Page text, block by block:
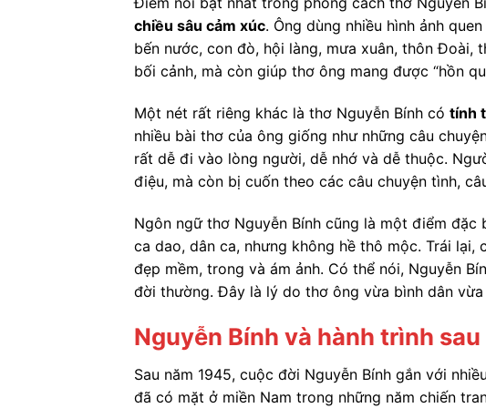
chiều sâu cảm xúc. Ông dùng nhiều hình ảnh
bến nước, con đò, hội làng, mưa xuân, thôn
bối cảnh, mà còn giúp thơ ông mang được “hồn
Một nét rất riêng khác là thơ Nguyễn Bính có tính
nhiều bài thơ của ông giống như những câu
rất dễ đi vào lòng người, dễ nhớ và dễ thuộc.
điệu, mà còn bị cuốn theo các câu chuyện tình,
Ngôn ngữ thơ Nguyễn Bính cũng là một điểm
ca dao, dân ca, nhưng không hề thô mộc. Trái
đẹp mềm, trong và ám ảnh. Có thể nói, Nguyễn
đời thường. Đây là lý do thơ ông vừa bình dân
Nguyễn Bính và hành trình
Sau năm 1945, cuộc đời Nguyễn Bính gắn với
đã có mặt ở miền Nam trong những năm chiến